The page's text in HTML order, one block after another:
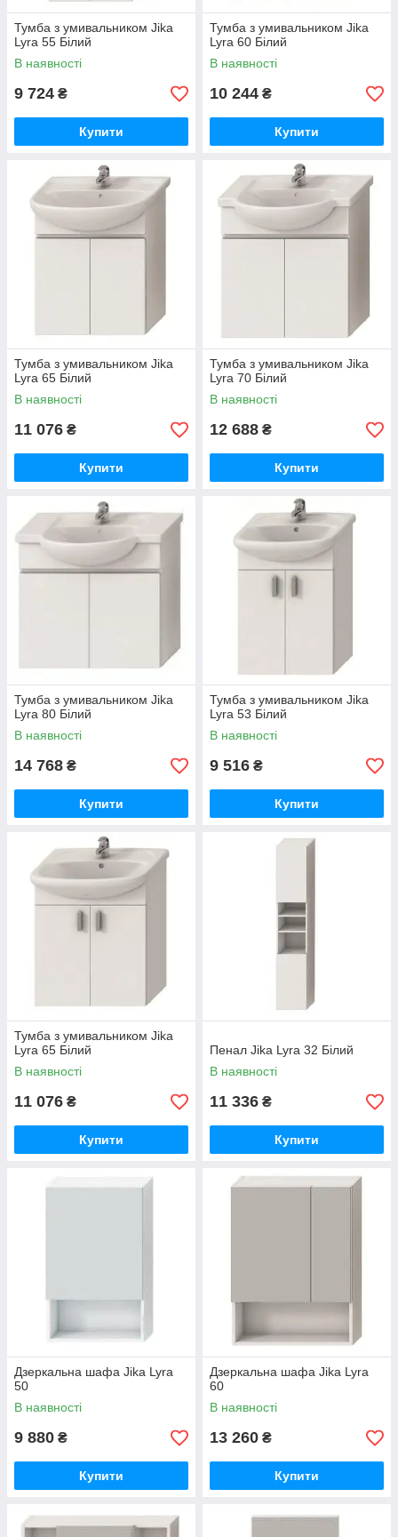
Тумба з умивальником Jika
Lyra 55 Білий
В наявності
9 724 ₴
Купити
Тумба з умивальником Jika
Lyra 60 Білий
В наявності
10 244 ₴
Купити
Тумба з умивальником Jika
Lyra 65 Білий
В наявності
11 076 ₴
Купити
Тумба з умивальником Jika
Lyra 70 Білий
В наявності
12 688 ₴
Купити
Тумба з умивальником Jika
Lyra 80 Білий
В наявності
14 768 ₴
Купити
Тумба з умивальником Jika
Lyra 53 Білий
В наявності
9 516 ₴
Купити
Тумба з умивальником Jika
Lyra 65 Білий
В наявності
11 076 ₴
Купити
Пенал Jika Lyra 32 Білий
В наявності
11 336 ₴
Купити
Дзеркальна шафа Jika Lyra
50
В наявності
9 880 ₴
Купити
Дзеркальна шафа Jika Lyra
60
В наявності
13 260 ₴
Купити